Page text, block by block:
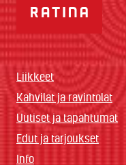
Liikkeet
Kahvilat ja ravintolat
Uutiset ja tapahtumat
Edut ja tarjoukset
Info